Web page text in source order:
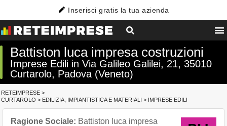
Inserisci gratis la tua azienda
Battiston luca impresa costruzioni
Imprese Edili in Via Galileo Galilei, 21, 35010
Curtarolo, Padova (Veneto)
RETEIMPRESE >
CURTAROLO > EDILIZIA, IMPIANTISTICA E MATERIALI > IMPRESE EDILI
Ragione Sociale: Battiston luca impresa